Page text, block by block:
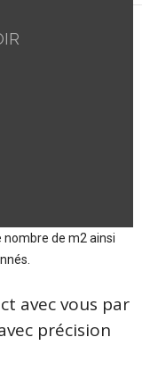
nombre de m2 ainsi
avec vous par
précision